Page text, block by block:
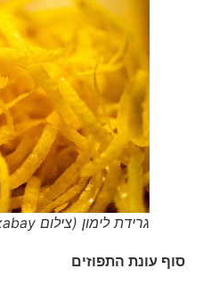
גרידת לימון (צילום Pixabay)
סוף עונת התפוזים